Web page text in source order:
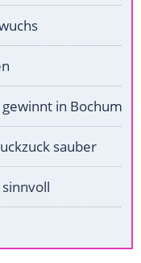
in Bochum
sauber